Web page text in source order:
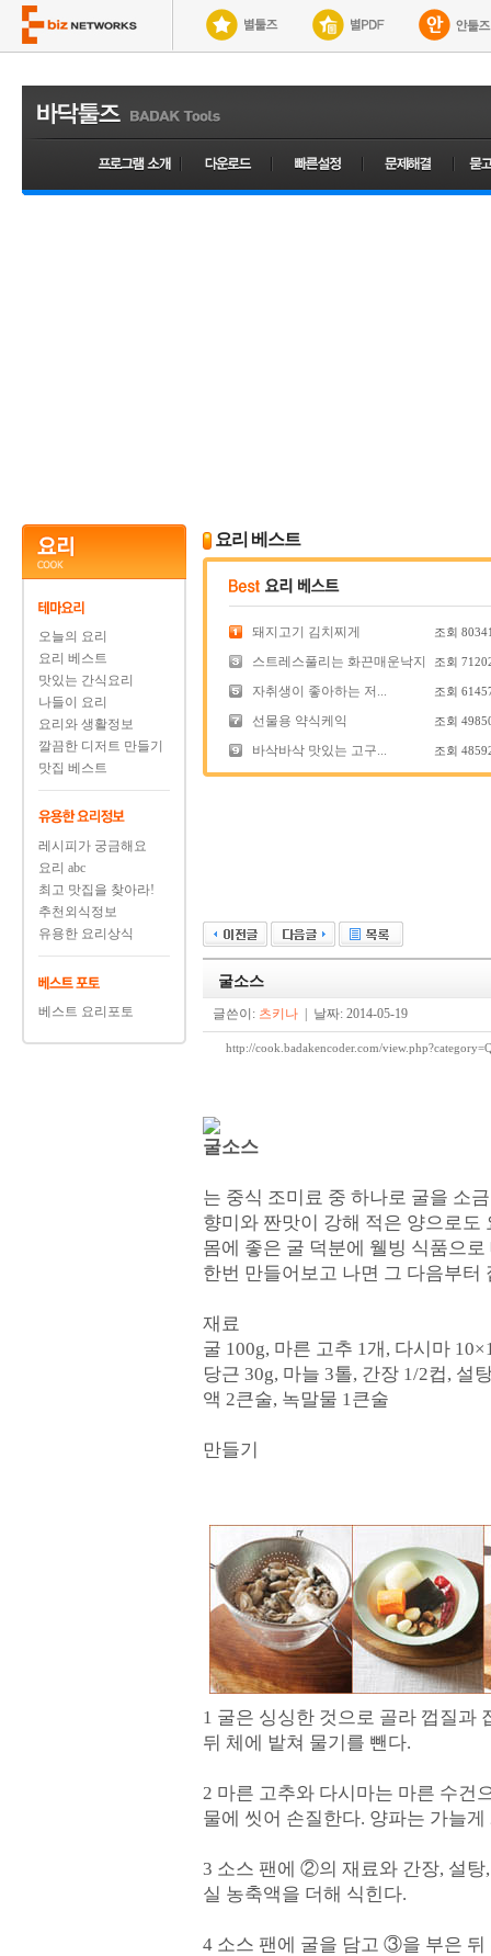
오늘의 요리
요리 베스트
맛있는 간식요리
나들이 요리
요리와 생활정보
깔끔한 디저트 만들기
맛집 베스트
레시피가 궁금해요
요리 abc
최고 맛집을 찾아라!
추천외식정보
유용한 요리상식
베스트 요리포토
요리 베스트
돼지고기 김치찌게 조회
스트레스풀리는 화끈매운낙지 조회
자취생이 좋아하는 저... 조회
선물용 약식케익 조회
바삭바삭 맛있는 고구... 조회
굴소스
글쓴이: 츠키나 | 날짜: 2014-05-19
http://cook.badakencoder.com/
굴소스
는 중식 조미료 중 하나로 굴을 소
향미와 짠맛이 강해 적은 양으로
몸에 좋은 굴 덕분에 웰빙 식품으
한번 만들어보고 나면 그 다음부터
재료
굴 100g, 마른 고추 1개, 다시마
당근 30g, 마늘 3톨, 간장 1/2컵, 설
액 2큰술, 녹말물 1큰술
만들기
1 굴은 싱싱한 것으로 골라 껍질과
뒤 체에 밭쳐 물기를 뺀다.
2 마른 고추와 다시마는 마른 수건
물에 씻어 손질한다. 양파는 가늘
3 소스 팬에 ②의 재료와 간장, 설
실 농축액을 더해 식힌다.
4 소스 팬에 굴을 담고 ③을 부은